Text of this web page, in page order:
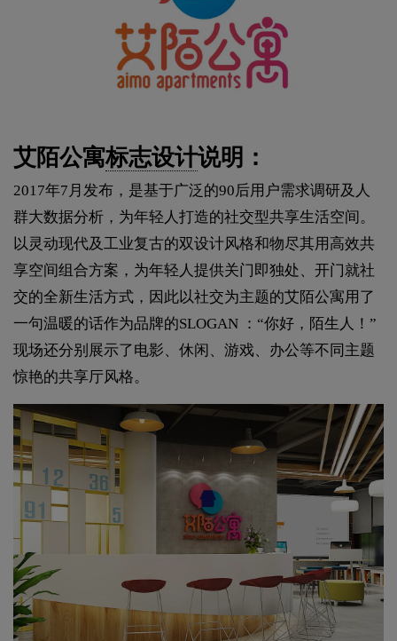
艾陌公寓标志设计说明：
2017年7月发布，是基于广泛的90后用户需求调研及人
群大数据分析，为年轻人打造的社交型共享生活空间。
以灵动现代及工业复古的双设计风格和物尽其用高效共
享空间组合方案，为年轻人提供关门即独处、开门就社
交的全新生活方式，因此以社交为主题的艾陌公寓用了
一句温暖的话作为品牌的SLOGAN ：“你好，陌生人！”
现场还分别展示了电影、休闲、游戏、办公等不同主题
惊艳的共享厅风格。